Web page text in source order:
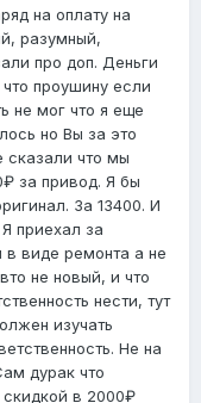
на оплату на
разумный,
про доп. Деньги
проушину если
не мог что я еще
но Вы за это
сказали что мы
за привод. Я бы
За 13400. И
приехал за
в виде ремонта а не
не новый, и что
нести, тут
изучать
Не на
дурак что
в 2000₽